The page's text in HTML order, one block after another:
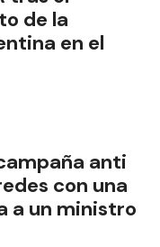
de la
en el
anti
con una
a un ministro